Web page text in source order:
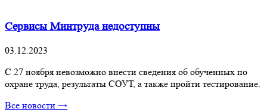
Сервисы Минтруда недоступны
03.12.2023
С 27 ноября невозможно внести сведения об обученных по
охране труда, результаты СОУТ, а также пройти тестирование.
Все новости →